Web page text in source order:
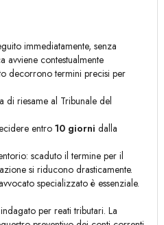
immediatamente, senza
avviene contestualmente
decorrono termini precisi per
di riesame al Tribunale del
entro 10 giorni dalla
scaduto il termine per il
si riducono drasticamente.
specializzato è essenziale.
per reati tributari. La